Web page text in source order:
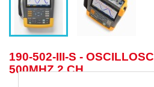
190-502-III-S -
500MHZ 2 CH